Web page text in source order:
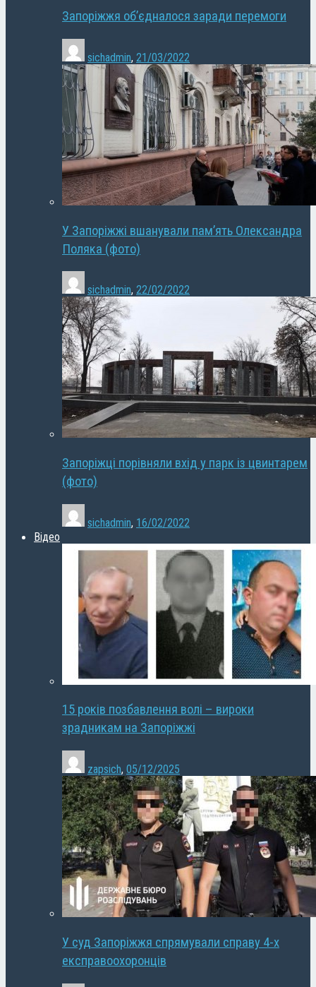
Запоріжжя об’єдналося заради перемоги
sichadmin, 21/03/2022
У Запоріжжі вшанували пам’ять Олександра
Поляка (фото)
sichadmin, 22/02/2022
Запоріжці порівняли вхід у парк із цвинтарем
(фото)
sichadmin, 16/02/2022
Відео
15 років позбавлення волі – вироки
зрадникам на Запоріжжі
zapsich, 05/12/2025
У суд Запоріжжя спрямували справу 4-х
експравоохоронців